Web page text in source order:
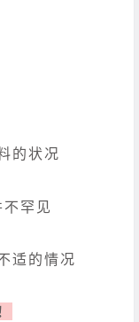
的状况
罕见
适的情况